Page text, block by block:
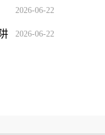
2026-06-22
2026-06-22